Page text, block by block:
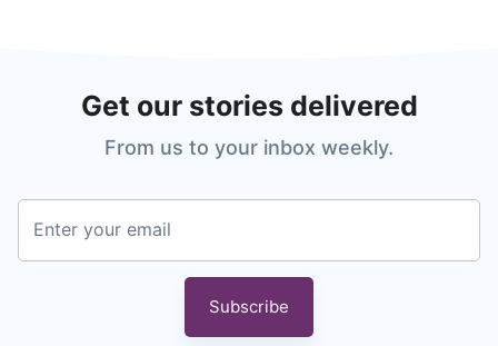
Get our stories delivered
From us to your inbox weekly.
Enter your email
Subscribe